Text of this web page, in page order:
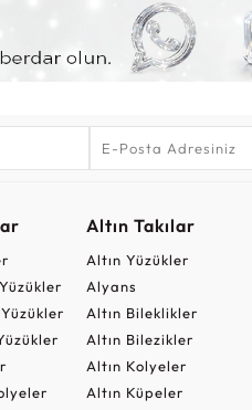
Altın Takılar
Altın Yüzükler
Alyans
Altın Bileklikler
Altın Bilezikler
Altın Kolyeler
Altın Küpeler